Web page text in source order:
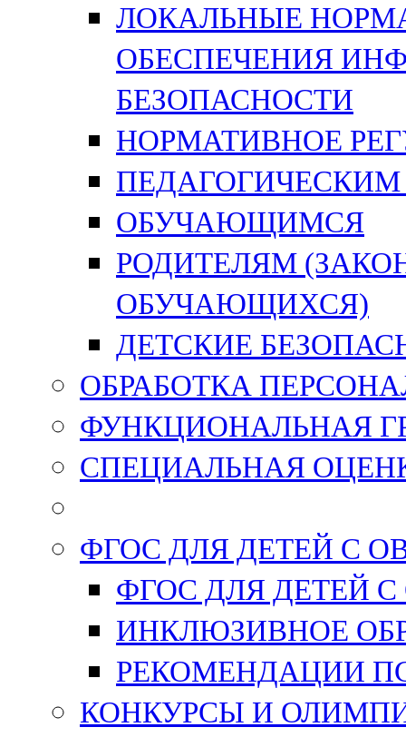
ЛОКАЛЬНЫЕ
ОБЕСПЕЧЕНИЯ
БЕЗОПАСНОСТИ
НОРМАТИВНОЕ
ОБУЧАЮЩИМСЯ
РОДИТЕЛЯМ
ОБУЧАЮЩИХСЯ)
ДЕТСКИЕ
ОБРАБОТКА
ФУНКЦИОНАЛЬНАЯ
СПЕЦИАЛЬНАЯ
ФГОС ДЛЯ ДЕТЕЙ С
ФГОС ДЛЯ ДЕТЕЙ С
ИНКЛЮЗИВНОЕ
РЕКОМЕНДАЦИИ
КОНКУРСЫ И